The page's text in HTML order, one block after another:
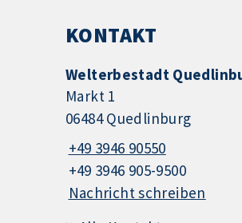
KONTAKT
Welterbestadt
Markt 1
06484 Quedlinburg
+49 3946 90550
+49 3946 905-9500
Nachricht schreiben